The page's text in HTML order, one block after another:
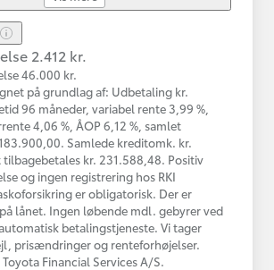
2.412 kr.
46.000 kr.
på grundlag af: Udbetaling kr.
96 måneder, variabel rente 3,99 %,
4,06 %, ÅOP 6,12 %, samlet
Samlede kreditomk. kr.
kr. 231.588,48. Positiv
og ingen registrering hos RKI
er obligatorisk. Der er
lånet. Ingen løbende mdl. gebyrer ved
betalingstjeneste. Vi tager
prisændringer og renteforhøjelser.
Financial Services A/S.